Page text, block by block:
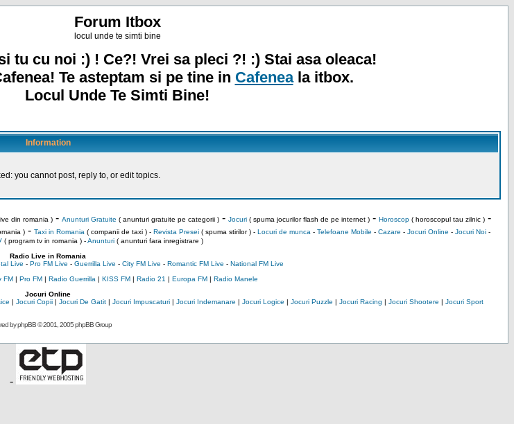
Forum Itbox
locul unde te simti bine
tu cu noi :) ! Ce?! Vrei sa pleci ?! :) Stai asa oleaca!
Te asteptam si pe tine in Cafeneala itbox.
Locul Unde Te Simti Bine!
Information
you cannot post, reply to, or edit topics.
din romania )- Anunturi Gratuite ( anunturi gratuite pe categorii )- Jocuri( spuma jocurilor flash de pe internet )- Horoscop( horoscopul tau zilnic )-
)- Taxi in Romania ( companii de taxi ) - Revista Presei( spuma stirilor ) - Locuri de munca - Telefoane Mobile - Cazare - Jocuri Online - Jocuri Noi-
( program tv in romania )-Anunturi( anunturi fara inregistrare )
Radio Live in Romania
Live - Pro FM Live - Guerrilla Live - City FM Live - Romantic FM Live - National FM Live
FM| Pro FM| Radio Guerrilla | KISS FM| Radio 21 | Europa FM| Radio Manele
Jocuri Online
| Jocuri Copii| Jocuri De Gatit| Jocuri Impuscaturi| Jocuri Indemanare | Jocuri Logice | Jocuri Puzzle | Jocuri Racing | Jocuri Shootere | Jocuri Sport
byphpBB© 2001, 2005 phpBB Group
-